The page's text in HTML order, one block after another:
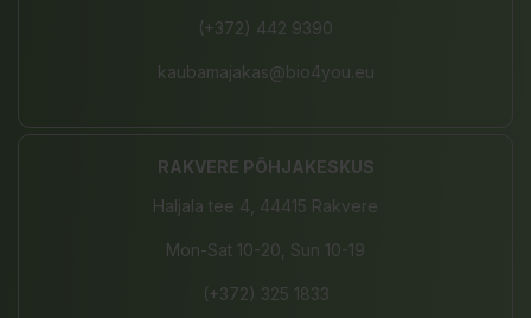
(+372) 442 9390
kaubamajakas@bio4you.eu
RAKVERE PÕHJAKESKUS
Haljala tee 4, 44415 Rakvere
Mon-Sat 10-20, Sun 10-19
(+372) 325 1833